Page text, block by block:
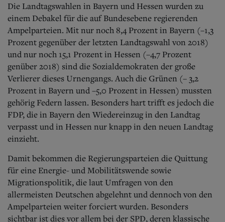
Die Landtagswahlen in Bayern und Hessen wurden zu
einem Debakel für die auf Bundesebene regierenden
Ampelparteien. Mit nur noch 8,4 Prozent in Bayern (–1,3
Prozent gegenüber der letzten Landtagswahl von 2018)
und nur noch 15,1 Prozent in Hessen (–4,7 Prozent
genüber 2018) sind die Sozialdemokraten der große
Verlierer dieses Urnengangs. Auch die Grünen (– 3,2
Prozent in Bayern und –5,0 Prozent in Hessen) mussten
gehörig Federn lassen. Besonders hart trifft es jedoch die
FDP, die in Bayern den Wiedereinzug in den Landtag
verpasst und in Hessen nur knapp in den neuen Landtag
einzieht.
Damit bekommen die Regierungsparteien die Quittung
für eine Energie- und Mobilitätswende sowie
Migrationspolitik, die laut Umfragen von den
allermeisten Deutschen abgelehnt und dennoch von den
Ampelparteien weiter forciert wurden. Besonders
sichtbar ist dies vor allem bei der SPD, deren klassische